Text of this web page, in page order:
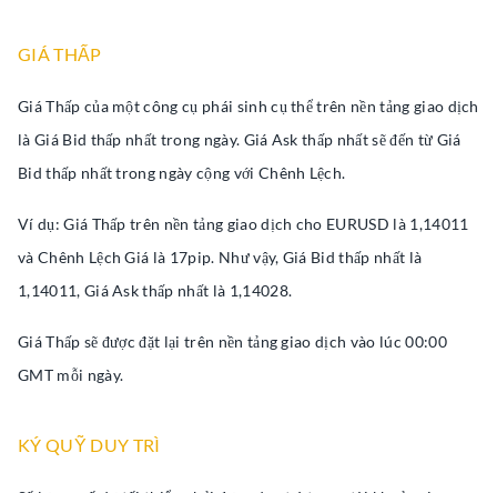
GIÁ THẤP
Giá Thấp của một công cụ phái sinh cụ thể trên nền tảng giao dịch
là Giá Bid thấp nhất trong ngày. Giá Ask thấp nhất sẽ đến từ Giá
Bid thấp nhất trong ngày cộng với Chênh Lệch.
Ví dụ: Giá Thấp trên nền tảng giao dịch cho EURUSD là 1,14011
và Chênh Lệch Giá là 17pip. Như vậy, Giá Bid thấp nhất là
1,14011, Giá Ask thấp nhất là 1,14028.
Giá Thấp sẽ được đặt lại trên nền tảng giao dịch vào lúc 00:00
GMT mỗi ngày.
KÝ QUỸ DUY TRÌ